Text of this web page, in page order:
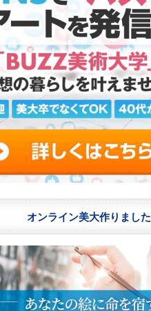
オンライン美大作りました